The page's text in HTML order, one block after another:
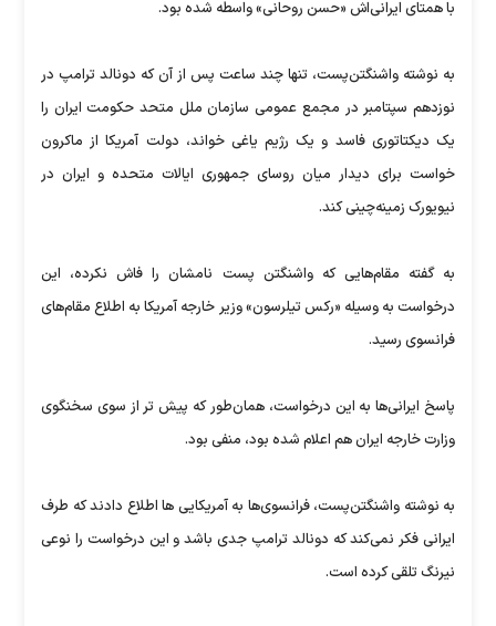
با همتای ایرانی‌اش «حسن روحانی» واسطه شده بود.
به نوشته واشنگتن‌پست، تنها چند ساعت پس از آن که دونالد ترامپ در
نوزدهم سپتامبر در مجمع عمومی سازمان ملل متحد حکومت ایران را
یک دیکتاتوری فاسد و یک رژیم یاغی خواند، دولت آمریکا از ماکرون
خواست برای دیدار میان روسای جمهوری ایالات متحده و ایران در
نیویورک زمینه‌چینی کند.
به گفته مقام‌هایی که واشنگتن پست نامشان را فاش نکرده، این
درخواست به وسیله «رکس تیلرسون» وزیر خارجه آمریکا به اطلاع مقام‌های
فرانسوی رسید.
پاسخ ایرانی‌ها به این درخواست، همان‌طور که پیش تر از سوی سخنگوی
وزارت خارجه ایران هم اعلام شده بود، منفی بود.
به نوشته واشنگتن‌پست، فرانسوی‌ها به آمریکایی ها اطلاع دادند که طرف
ایرانی فکر نمی‌کند که دونالد ترامپ جدی باشد و این درخواست را نوعی
نیرنگ تلقی کرده است.